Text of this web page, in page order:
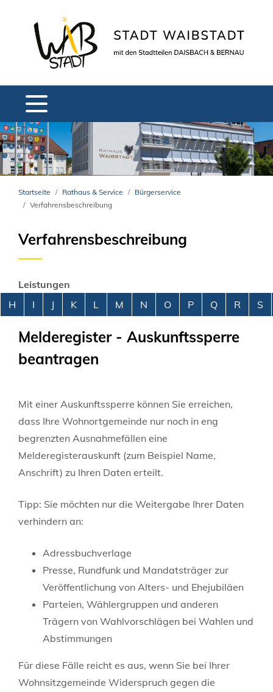
Startseite Rathaus & Service
Bürgerservice
Verfahrensbeschreibung
Verfahrensbeschreibung
Leistungen
Alphabetisches Register überspringen
H I J K L M N O P Q R S
Melderegister - Auskunftssperre
beantragen
Mit einer Auskunftssperre können Sie erreichen,
dass Ihre Wohnortgemeinde nur noch in eng
begrenzten Ausnahmefällen eine
Melderegisterauskunft (zum Beispiel Name,
Anschrift) zu Ihren Daten erteilt.
Tipp: Sie möchten nur die Weitergabe Ihrer Daten
verhindern an:
Adressbuchverlage
Presse, Rundfunk und Mandatsträger zur
Veröffentlichung von Alters- und Ehejubiläen
Parteien, Wählergruppen und anderen
Trägern von Wahlvorschlägen bei Wahlen und
Abstimmungen
Für diese Fälle reicht es aus, wenn Sie bei Ihrer
Wohnsitzgemeinde Widerspruch gegen die